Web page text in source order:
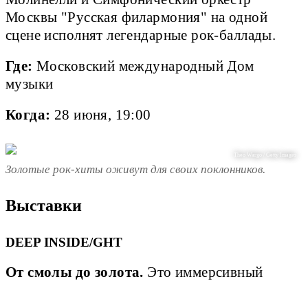
Москвы "Русская филармония" на одной
сцене исполнят легендарные рок-баллады.
Где: Московский международный Дом
музыки
Когда: 28 июня, 19:00
Theo Wargo / Getty Images
Золотые рок-хиты оживут для своих поклонников.
Выставки
DEEP INSIDE/GHT
От смолы до золота. Это иммерсивный